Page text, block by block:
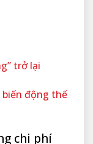
trở lại
động thế
chi phí